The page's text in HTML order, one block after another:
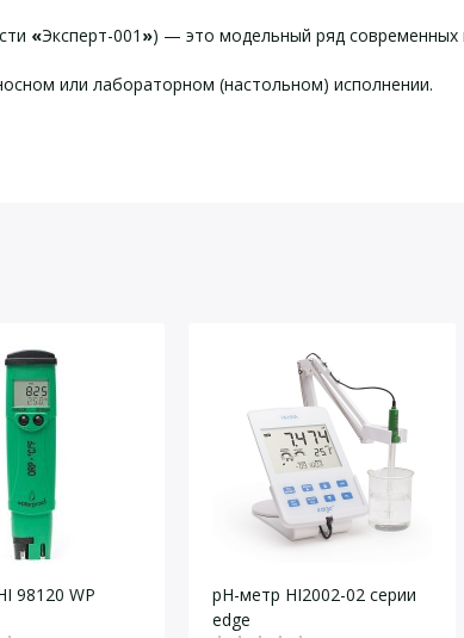
«Эксперт-001 ») — это модельный ряд современных
или лабораторном (настольном) исполнении.
.
98120 WP
pH-метр HI2002-02 серии
edge